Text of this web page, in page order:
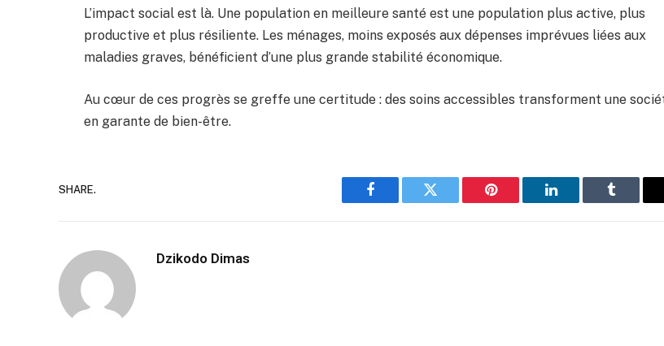
L’impact social est là. Une population en meilleure santé est une population plus active, plus
productive et plus résiliente. Les ménages, moins exposés aux dépenses imprévues liées aux
maladies graves, bénéficient d’une plus grande stabilité économique.
Au cœur de ces progrès se greffe une certitude : des soins accessibles transforment une
en garante de bien-être.
SHARE.
Facebook Twitter Pinterest LinkedIn Tumblr
Dzikodo Dimas